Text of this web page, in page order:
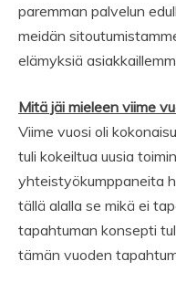
paremman palvelun
meidän
elämyksiä
Mitä jäi mieleen viime
Viime vuosi oli
tuli kokeiltua uusia
yhteistyökumppaneita
tällä alalla se mikä ei
tapahtuman konsepti
tämän vuoden